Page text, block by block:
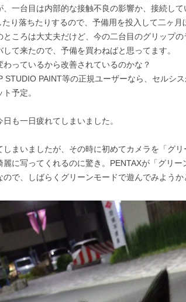
、一台目は内部的な接触不良の影響か、接続し
たり落ちたりするので、予備用を投入して二ヶ月
ところは大丈夫だけど、今の二台目のグリップ
て来たので、予備を買わねばと思ってます。
っているから改善されているのかな？
STUDIO PAINT等の正規ユーザーなら、セルシ
予定。
も一日疲れてしまいました。
しまいましたが、その時に初めてカメラを「グ
麗に写ってくれるのに驚き。PENTAXが「グリー
で、しばらくグリーンモードで遊んでみようか